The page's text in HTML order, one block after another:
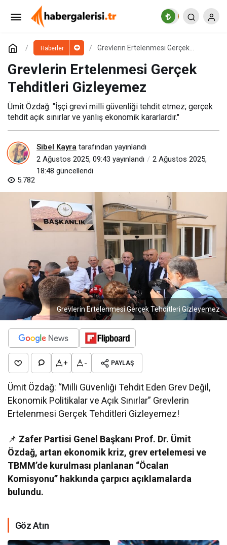
Haberler
Grevlerin Ertelenmesi Gerçek
Grevlerin Ertelenmesi Gerçek
Tehditleri Gizleyemez
Ümit Özdağ: "İşçi grevi milli güvenliği tehdit etmez; gerçek
tehdit açık sınırlar ve yanlış ekonomik kararlardır."
Sibel Kayra tarafından yayınlandı
2 Ağustos 2025, 09:43 yayınlandı
2 Ağustos 2025,
18:48 güncellendi
5.782
Grevlerin Ertelenmesi Gerçek Tehditleri Gizleyemez
+ - PAYLAŞ
Ümit Özdağ: “Milli Güvenliği Tehdit Eden Grev Değil,
Ekonomik Politikalar ve Açık Sınırlar” Grevlerin
Ertelenmesi Gerçek Tehditleri Gizleyemez!
📌 Zafer Partisi Genel Başkanı Prof. Dr. Ümit
Özdağ, artan ekonomik kriz, grev ertelemesi ve
TBMM’de kurulması planlanan “Öcalan
Komisyonu” hakkında çarpıcı açıklamalarda
bulundu.
Göz Atın
CHP’li Nurten Yontar’dan Uçmakdere Yangını
Sonrası Teşekkür ve Dayanışma Mesajı
Yorum Yap Paylaş